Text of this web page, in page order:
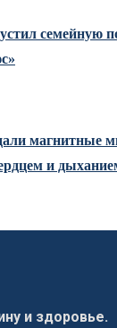
семейную
магнитные
и
и здоровье.